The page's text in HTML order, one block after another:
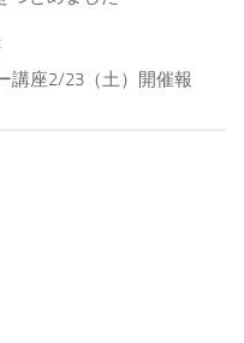
講座2/23（土）開催報